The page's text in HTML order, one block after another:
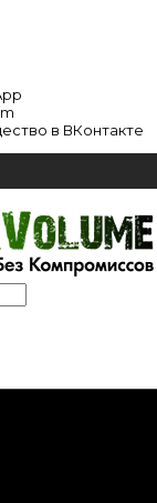
в ВКонтакте